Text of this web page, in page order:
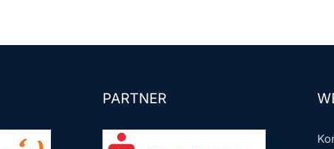
PARTNER